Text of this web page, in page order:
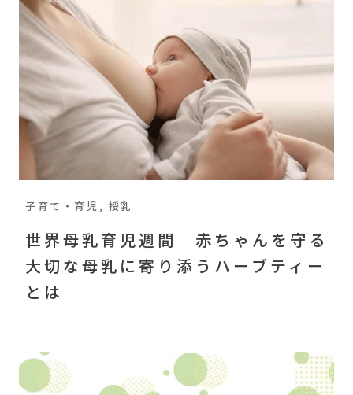
子育て・育児, 授乳
世界母乳育児週間 赤ちゃんを守る
大切な母乳に寄り添うハーブティー
とは